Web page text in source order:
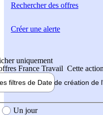
Rechercherdes offres
uniquement
France Travail Cette
filtres de Date de création de
création de l'offre
Un jour
Créer une alerte